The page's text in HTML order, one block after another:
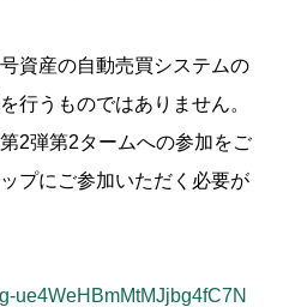
資産の自動売買システムの
行うものではありません。
2弾第2タームへの参加をご
プにご参加いただく必要が
ue4WeHBmMtMJjbg4fC7N